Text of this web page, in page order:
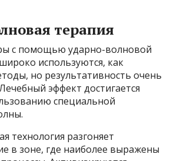
терапия
с помощью ударно-волновой
используются, как
но результативность очень
эффект достигается
специальной
технология разгоняет
в зоне, где наиболее выражены